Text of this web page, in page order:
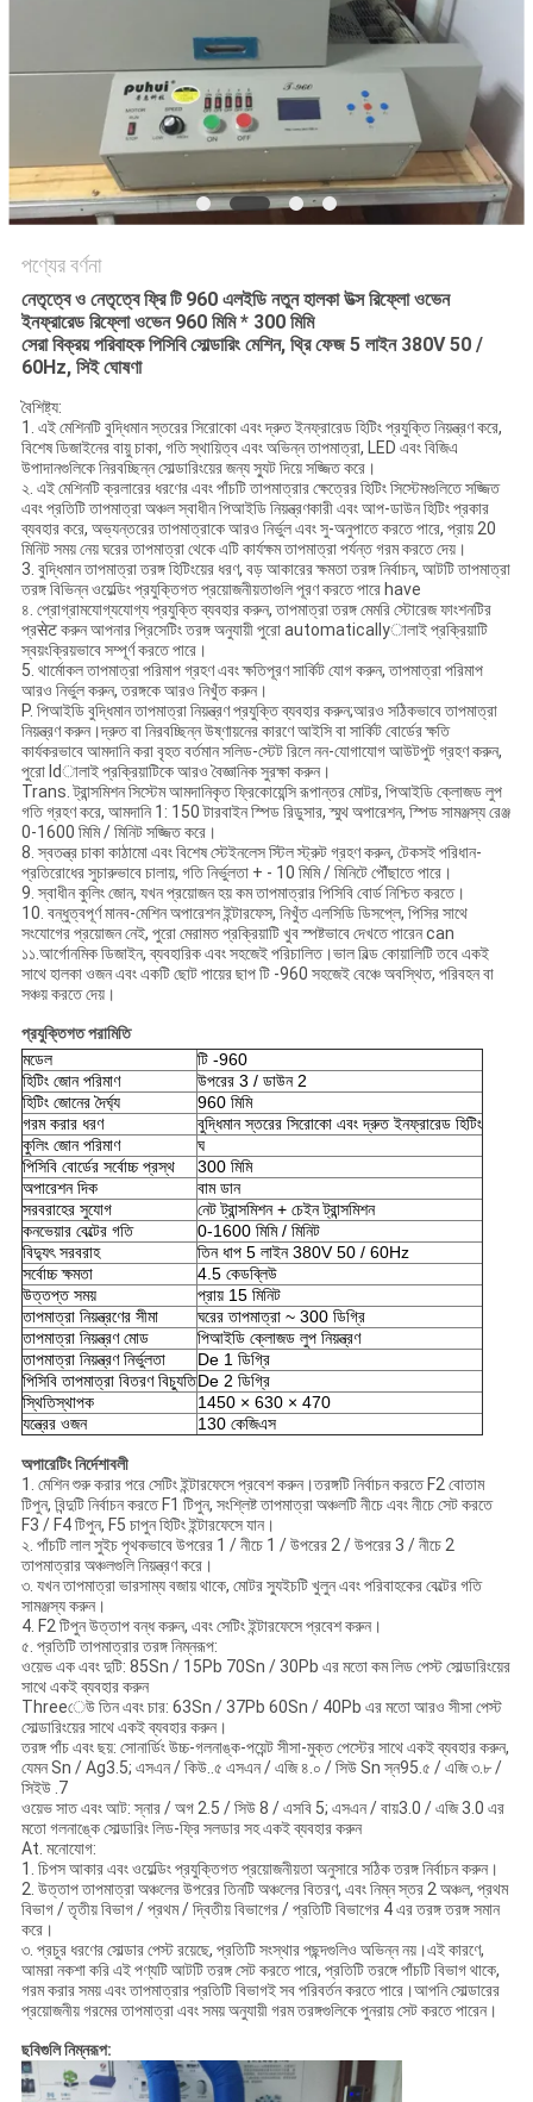
গোপনীয়তা
নীতি
পণ্যের বর্ণনা
নেতৃত্বে ও নেতৃত্বে ফ্রি টি 960 এলইডি নতুন হালকা উত্স রিফ্লো ওভেন
ইনফ্রারেড রিফ্লো ওভেন 960 মিমি * 300 মিমি
সেরা বিক্রয় পরিবাহক পিসিবি সোল্ডারিং মেশিন, থ্রি ফেজ 5 লাইন 380V 50 /
60Hz, সিই ঘোষণা
বৈশিষ্ট্য:
1. এই মেশিনটি বুদ্ধিমান স্তরের সিরোকো এবং দ্রুত ইনফ্রারেড হিটিং প্রযুক্তি নিয়ন্ত্রণ করে,
বিশেষ ডিজাইনের বায়ু চাকা, গতি স্থায়িত্ব এবং অভিন্ন তাপমাত্রা, LED এবং বিজিএ
উপাদানগুলিকে নিরবচ্ছিন্ন সোল্ডারিংয়ের জন্য স্যুট দিয়ে সজ্জিত করে।
২. এই মেশিনটি ক্রলারের ধরণের এবং পাঁচটি তাপমাত্রার ক্ষেত্রের হিটিং সিস্টেমগুলিতে সজ্জিত
এবং প্রতিটি তাপমাত্রা অঞ্চল স্বাধীন পিআইডি নিয়ন্ত্রণকারী এবং আপ-ডাউন হিটিং প্রকার
ব্যবহার করে, অভ্যন্তরের তাপমাত্রাকে আরও নির্ভুল এবং সু-অনুপাতে করতে পারে, প্রায় 20
মিনিট সময় নেয় ঘরের তাপমাত্রা থেকে এটি কার্যক্ষম তাপমাত্রা পর্যন্ত গরম করতে দেয়।
3. বুদ্ধিমান তাপমাত্রা তরঙ্গ হিটিংয়ের ধরণ, বড় আকারের ক্ষমতা তরঙ্গ নির্বাচন, আটটি তাপমাত্রা
তরঙ্গ বিভিন্ন ওয়েল্ডিং প্রযুক্তিগত প্রয়োজনীয়তাগুলি পূরণ করতে পারে have
৪. প্রোগ্রামযোগ্যযোগ্য প্রযুক্তি ব্যবহার করুন, তাপমাত্রা তরঙ্গ মেমরি স্টোরেজ ফাংশনটির
প্রसेट করুন আপনার প্রিসেটিং তরঙ্গ অনুযায়ী পুরো automaticallyালাই প্রক্রিয়াটি
স্বয়ংক্রিয়ভাবে সম্পূর্ণ করতে পারে।
5. থার্মোকল তাপমাত্রা পরিমাপ গ্রহণ এবং ক্ষতিপূরণ সার্কিট যোগ করুন, তাপমাত্রা পরিমাপ
আরও নির্ভুল করুন, তরঙ্গকে আরও নিখুঁত করুন।
P. পিআইডি বুদ্ধিমান তাপমাত্রা নিয়ন্ত্রণ প্রযুক্তি ব্যবহার করুন;আরও সঠিকভাবে তাপমাত্রা
নিয়ন্ত্রণ করুন।দ্রুত বা নিরবচ্ছিন্ন উষ্ণায়নের কারণে আইসি বা সার্কিট বোর্ডের ক্ষতি
কার্যকরভাবে আমদানি করা বৃহত বর্তমান সলিড-স্টেট রিলে নন-যোগাযোগ আউটপুট গ্রহণ করুন,
পুরো ldালাই প্রক্রিয়াটিকে আরও বৈজ্ঞানিক সুরক্ষা করুন।
Trans. ট্রান্সমিশন সিস্টেম আমদানিকৃত ফ্রিকোয়েন্সি রূপান্তর মোটর, পিআইডি ক্লোজড লুপ
গতি গ্রহণ করে, আমদানি 1: 150 টারবাইন স্পিড রিডুসার, স্মুথ অপারেশন, স্পিড সামঞ্জস্য রেঞ্জ
0-1600 মিমি / মিনিট সজ্জিত করে।
8. স্বতন্ত্র চাকা কাঠামো এবং বিশেষ স্টেইনলেস স্টিল স্ট্রুট গ্রহণ করুন, টেকসই পরিধান-
প্রতিরোধের সুচারুভাবে চালায়, গতি নির্ভুলতা + - 10 মিমি / মিনিটে পৌঁছাতে পারে।
9. স্বাধীন কুলিং জোন, যখন প্রয়োজন হয় কম তাপমাত্রার পিসিবি বোর্ড নিশ্চিত করতে।
10. বন্ধুত্বপূর্ণ মানব-মেশিন অপারেশন ইন্টারফেস, নিখুঁত এলসিডি ডিসপ্লে, পিসির সাথে
সংযোগের প্রয়োজন নেই, পুরো মেরামত প্রক্রিয়াটি খুব স্পষ্টভাবে দেখতে পারেন can
১১.আর্গোনমিক ডিজাইন, ব্যবহারিক এবং সহজেই পরিচালিত।ভাল বিল্ড কোয়ালিটি তবে একই
সাথে হালকা ওজন এবং একটি ছোট পায়ের ছাপ টি -960 সহজেই বেঞ্চে অবস্থিত, পরিবহন বা
সঞ্চয় করতে দেয়।
প্রযুক্তিগত পরামিতি
মডেল
টি -960
হিটিং জোন পরিমাণ
উপরের 3 / ডাউন 2
হিটিং জোনের দৈর্ঘ্য
960 মিমি
গরম করার ধরণ
বুদ্ধিমান স্তরের সিরোকো এবং দ্রুত ইনফ্রারেড হিটিং
কুলিং জোন পরিমাণ
ঘ
পিসিবি বোর্ডের সর্বোচ্চ প্রস্থ
300 মিমি
অপারেশন দিক
বাম ডান
সরবরাহের সুযোগ
নেট ট্রান্সমিশন + চেইন ট্রান্সমিশন
কনভেয়ার বেল্টের গতি
0-1600 মিমি / মিনিট
বিদ্যুৎ সরবরাহ
তিন ধাপ 5 লাইন 380V 50 / 60Hz
সর্বোচ্চ ক্ষমতা
4.5 কেডব্লিউ
উত্তপ্ত সময়
প্রায় 15 মিনিট
তাপমাত্রা নিয়ন্ত্রণের সীমা
ঘরের তাপমাত্রা ~ 300 ডিগ্রি
তাপমাত্রা নিয়ন্ত্রণ মোড
পিআইডি ক্লোজড লুপ নিয়ন্ত্রণ
তাপমাত্রা নিয়ন্ত্রণ নির্ভুলতা
De 1 ডিগ্রি
পিসিবি তাপমাত্রা বিতরণ বিচ্যুতিDe 2 ডিগ্রি
স্থিতিস্থাপক
1450 × 630 × 470
যন্ত্রের ওজন
130 কেজিএস
অপারেটিং নির্দেশাবলী
1. মেশিন শুরু করার পরে সেটিং ইন্টারফেসে প্রবেশ করুন।তরঙ্গটি নির্বাচন করতে F2 বোতাম
টিপুন, বিন্দুটি নির্বাচন করতে F1 টিপুন, সংশ্লিষ্ট তাপমাত্রা অঞ্চলটি নীচে এবং নীচে সেট করতে
F3 / F4 টিপুন, F5 চাপুন হিটিং ইন্টারফেসে যান।
২. পাঁচটি লাল সুইচ পৃথকভাবে উপরের 1 / নীচে 1 / উপরের 2 / উপরের 3 / নীচে 2
তাপমাত্রার অঞ্চলগুলি নিয়ন্ত্রণ করে।
৩. যখন তাপমাত্রা ভারসাম্য বজায় থাকে, মোটর স্যুইচটি খুলুন এবং পরিবাহকের বেল্টের গতি
সামঞ্জস্য করুন।
4. F2 টিপুন উত্তাপ বন্ধ করুন, এবং সেটিং ইন্টারফেসে প্রবেশ করুন।
৫. প্রতিটি তাপমাত্রার তরঙ্গ নিম্নরূপ:
ওয়েভ এক এবং দুটি: 85Sn / 15Pb 70Sn / 30Pb এর মতো কম লিড পেস্ট সোল্ডারিংয়ের
সাথে একই ব্যবহার করুন
Threeেউ তিন এবং চার: 63Sn / 37Pb 60Sn / 40Pb এর মতো আরও সীসা পেস্ট
সোল্ডারিংয়ের সাথে একই ব্যবহার করুন।
তরঙ্গ পাঁচ এবং ছয়: সোনার্ডিং উচ্চ-গলনাঙ্ক-পয়েন্ট সীসা-মুক্ত পেস্টের সাথে একই ব্যবহার করুন,
যেমন Sn / Ag3.5; এসএন / কিউ..৫ এসএন / এজি ৪.০ / সিউ Sn স্ন95.৫ / এজি ৩.৮ /
সিইউ .7
ওয়েভ সাত এবং আট: স্নার / অগ 2.5 / সিউ 8 / এসবি 5; এসএন / বায়3.0 / এজি 3.0 এর
মতো গলনাঙ্কে সোল্ডারিং লিড-ফ্রি সলডার সহ একই ব্যবহার করুন
At. মনোযোগ:
1. চিপস আকার এবং ওয়েল্ডিং প্রযুক্তিগত প্রয়োজনীয়তা অনুসারে সঠিক তরঙ্গ নির্বাচন করুন।
2. উত্তাপ তাপমাত্রা অঞ্চলের উপরের তিনটি অঞ্চলের বিতরণ, এবং নিম্ন স্তর 2 অঞ্চল, প্রথম
বিভাগ / তৃতীয় বিভাগ / প্রথম / দ্বিতীয় বিভাগের / প্রতিটি বিভাগের 4 এর তরঙ্গ তরঙ্গ সমান
করে।
৩. প্রচুর ধরণের সোল্ডার পেস্ট রয়েছে, প্রতিটি সংস্থার পছন্দগুলিও অভিন্ন নয়।এই কারণে,
আমরা নকশা করি এই পণ্যটি আটটি তরঙ্গ সেট করতে পারে, প্রতিটি তরঙ্গে পাঁচটি বিভাগ থাকে,
গরম করার সময় এবং তাপমাত্রার প্রতিটি বিভাগই সব পরিবর্তন করতে পারে।আপনি সোল্ডারের
প্রয়োজনীয় গরমের তাপমাত্রা এবং সময় অনুযায়ী গরম তরঙ্গগুলিকে পুনরায় সেট করতে পারেন।
ছবিগুলি নিম্নরূপ: